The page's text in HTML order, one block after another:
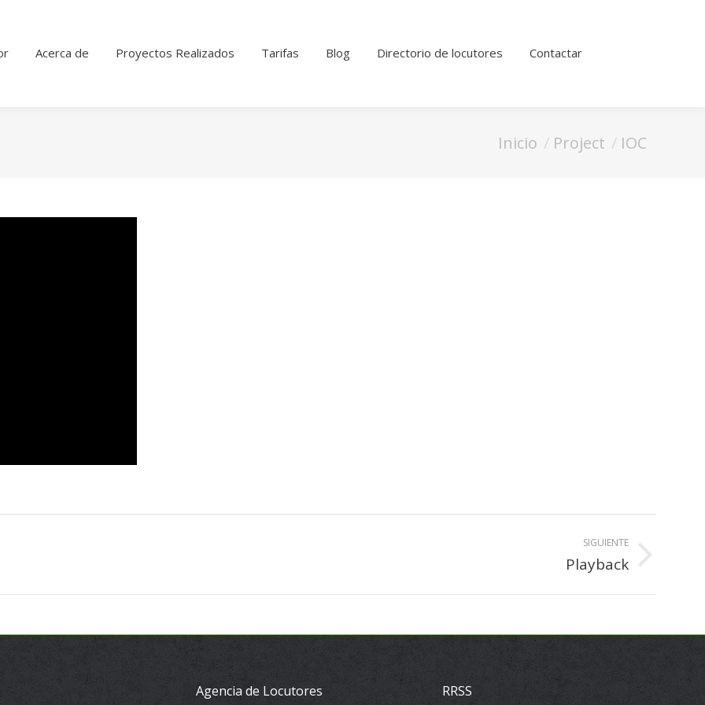
Acerca de Proyectos Realizados Tarifas Blog Directorio de locutores Contactar
Estás aquí:
Inicio Project IOC
SIGUIENTE
Playback
Agencia de Locutores RRSS